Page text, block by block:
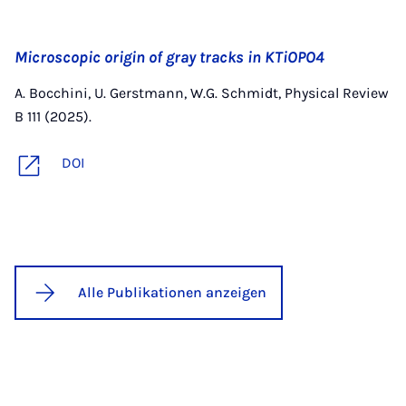
Microscopic origin of gray tracks in KTiOPO4
A. Bocchini, U. Gerstmann, W.G. Schmidt, Physical Review
B 111 (2025).
DOI
Alle Publikationen anzeigen